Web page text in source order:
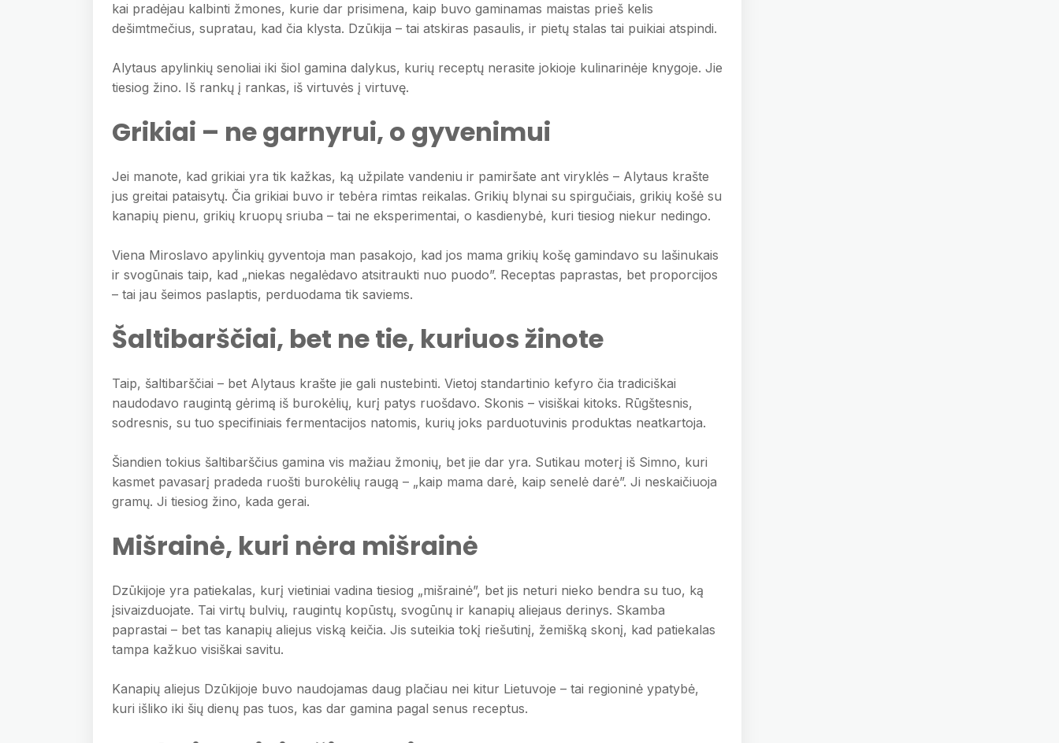
kai pradėjau kalbinti žmones, kurie dar prisimena, kaip buvo gaminamas maistas prieš kelis
dešimtmečius, supratau, kad čia klysta. Dzūkija – tai atskiras pasaulis, ir pietų stalas tai puikiai atspindi.
Alytaus apylinkių senoliai iki šiol gamina dalykus, kurių receptų nerasite jokioje kulinarinėje knygoje. Jie
tiesiog žino. Iš rankų į rankas, iš virtuvės į virtuvę.
Grikiai – ne garnyrui, o gyvenimui
Jei manote, kad grikiai yra tik kažkas, ką užpilate vandeniu ir pamiršate ant viryklės – Alytaus krašte
jus greitai pataisytų. Čia grikiai buvo ir tebėra rimtas reikalas. Grikių blynai su spirgučiais, grikių košė su
kanapių pienu, grikių kruopų sriuba – tai ne eksperimentai, o kasdienybė, kuri tiesiog niekur nedingo.
Viena Miroslavo apylinkių gyventoja man pasakojo, kad jos mama grikių košę gamindavo su lašinukais
ir svogūnais taip, kad „niekas negalėdavo atsitraukti nuo puodo”. Receptas paprastas, bet proporcijos
– tai jau šeimos paslaptis, perduodama tik saviems.
Šaltibarščiai, bet ne tie, kuriuos žinote
Taip, šaltibarščiai – bet Alytaus krašte jie gali nustebinti. Vietoj standartinio kefyro čia tradiciškai
naudodavo raugintą gėrimą iš burokėlių, kurį patys ruošdavo. Skonis – visiškai kitoks. Rūgštesnis,
sodresnis, su tuo specifiniais fermentacijos natomis, kurių joks parduotuvinis produktas neatkartoja.
Šiandien tokius šaltibarščius gamina vis mažiau žmonių, bet jie dar yra. Sutikau moterį iš Simno, kuri
kasmet pavasarį pradeda ruošti burokėlių raugą – „kaip mama darė, kaip senelė darė”. Ji neskaičiuoja
gramų. Ji tiesiog žino, kada gerai.
Mišrainė, kuri nėra mišrainė
Dzūkijoje yra patiekalas, kurį vietiniai vadina tiesiog „mišrainė”, bet jis neturi nieko bendra su tuo, ką
įsivaizduojate. Tai virtų bulvių, raugintų kopūstų, svogūnų ir kanapių aliejaus derinys. Skamba
paprastai – bet tas kanapių aliejus viską keičia. Jis suteikia tokį riešutinį, žemišką skonį, kad patiekalas
tampa kažkuo visiškai savitu.
Kanapių aliejus Dzūkijoje buvo naudojamas daug plačiau nei kitur Lietuvoje – tai regioninė ypatybė,
kuri išliko iki šių dienų pas tuos, kas dar gamina pagal senus receptus.